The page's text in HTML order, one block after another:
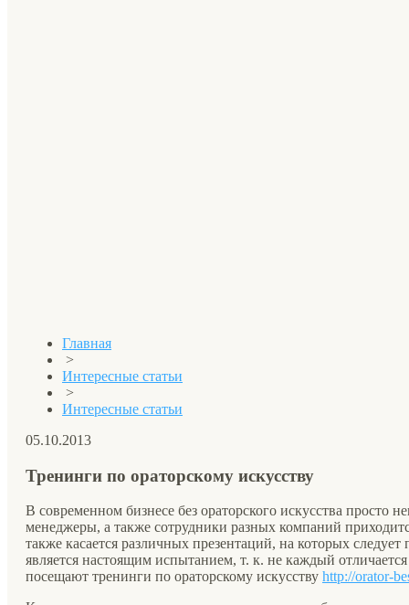
Главная
>
Интересные статьи
>
Интересные статьи
05.10.2013
Тренинги по ораторскому искусству
В современном бизнесе без ораторского искусства просто
менеджеры, а также сотрудники разных компаний
также касается различных презентаций, на которых
является настоящим испытанием, т. к. не каждый
посещают тренинги по ораторскому искусству http://orator-